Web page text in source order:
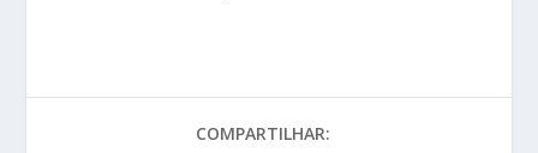
COMPARTILHAR: